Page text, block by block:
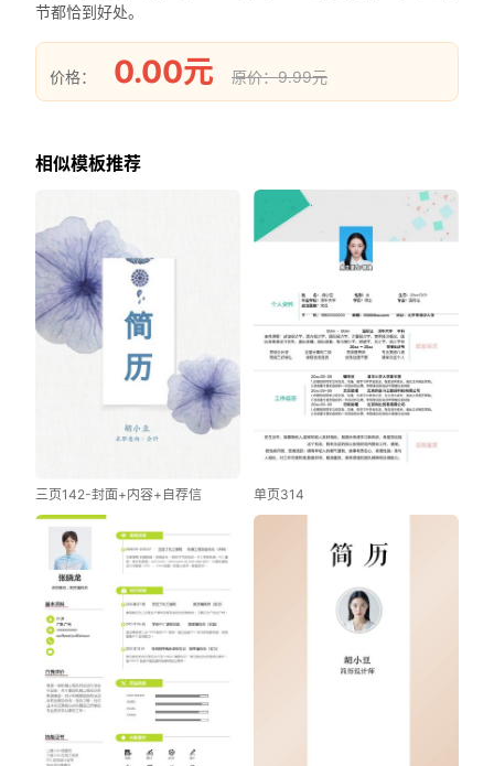
节都恰到好处。
价格： 0.00元 原价：9.99元
相似模板推荐
三页142-封面+内容+自荐信 单页314